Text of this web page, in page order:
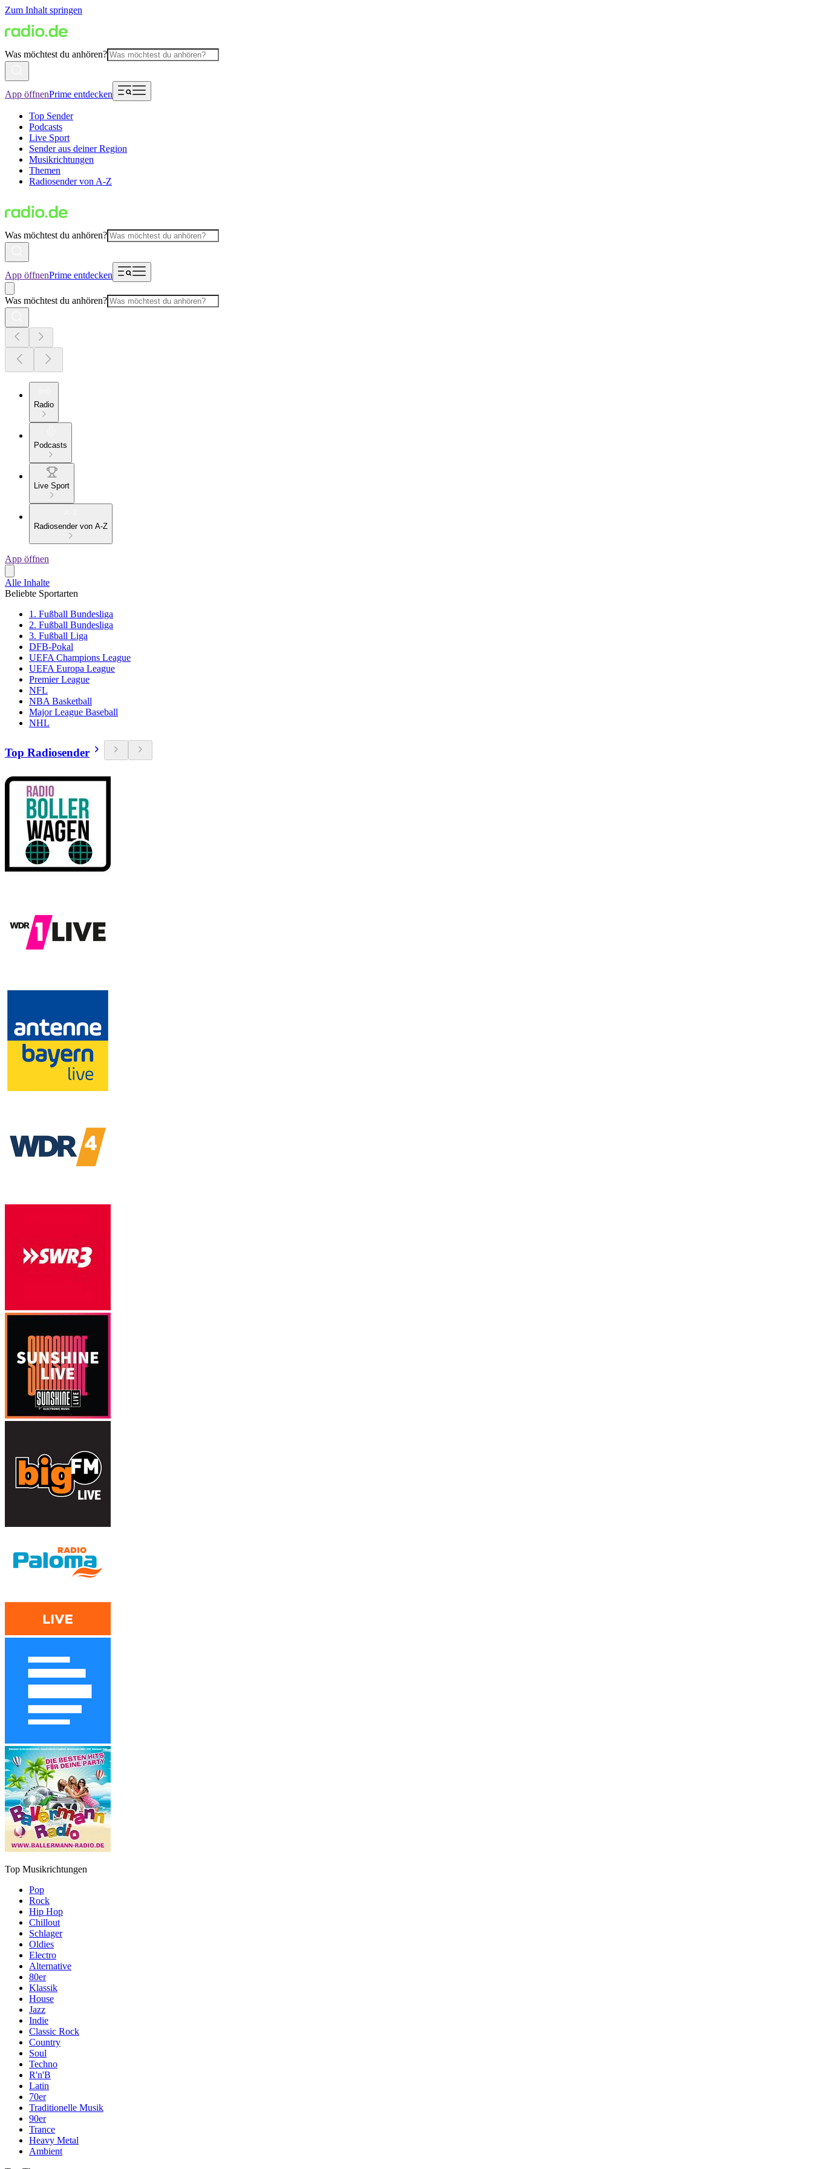
Zum Inhalt springen
Was möchtest du anhören?
App öffnenPrime entdecken
Top Sender
Podcasts
Live Sport
Sender aus deiner Region
Musikrichtungen
Themen
Radiosender von A-Z
Was möchtest du anhören?
App öffnenPrime entdecken
Was möchtest du anhören?
Radio
Podcasts
Live Sport
Radiosender von A-Z
App öffnen
Alle Inhalte
Beliebte Sportarten
1. Fußball Bundesliga
2. Fußball Bundesliga
3. Fußball Liga
DFB-Pokal
UEFA Champions League
UEFA Europa League
Premier League
NFL
NBA Basketball
Major League Baseball
NHL
Top Radiosender
Top Musikrichtungen
Pop
Rock
Hip Hop
Chillout
Schlager
Oldies
Electro
Alternative
80er
Klassik
House
Jazz
Indie
Classic Rock
Country
Soul
Techno
R'n'B
Latin
70er
Traditionelle Musik
90er
Trance
Heavy Metal
Ambient